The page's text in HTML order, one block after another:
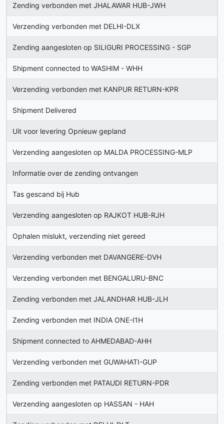
Zending verbonden met JHALAWAR HUB-JWH
Verzending verbonden met DELHI-DLX
Zending aangesloten op SILIGURI PROCESSING - SGP
Shipment connected to WASHIM - WHH
Verzending verbonden met KANPUR RETURN-KPR
Shipment Delivered
Uit voor levering Opnieuw gepland
Verzending aangesloten op MALDA PROCESSING-MLP
Informatie over de zending ontvangen
Tas gescand bij Hub
Verzending aangesloten op RAJKOT HUB-RJH
Ophalen mislukt, verzending niet gereed
Verzending verbonden met DAVANGERE-DVH
Verzending verbonden met BENGALURU-BNC
Zending verbonden met JALANDHAR HUB-JLH
Zending verbonden met INDIA ONE-I1H
Shipment connected to AHMEDABAD-AHH
Verzending verbonden met GUWAHATI-GUP
Zending verbonden met PATAUDI RETURN-PDR
Verzending aangesloten op HASSAN - HAH